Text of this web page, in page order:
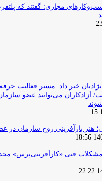
مجازی: گفتند که
خبر داد: مسیر فعالیت
می‌توانند عضو
هنر بازآفرینی روح سازمان
مشکلات فنی «کارآفرینی‌پرس»